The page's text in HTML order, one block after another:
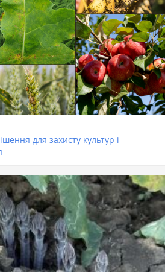
для захисту культур і